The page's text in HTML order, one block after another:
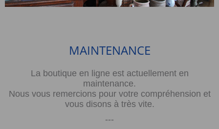
MAINTENANCE
La boutique en ligne est actuellement en
maintenance.
Nous vous remercions pour votre compréhension et
vous disons à très vite.
---